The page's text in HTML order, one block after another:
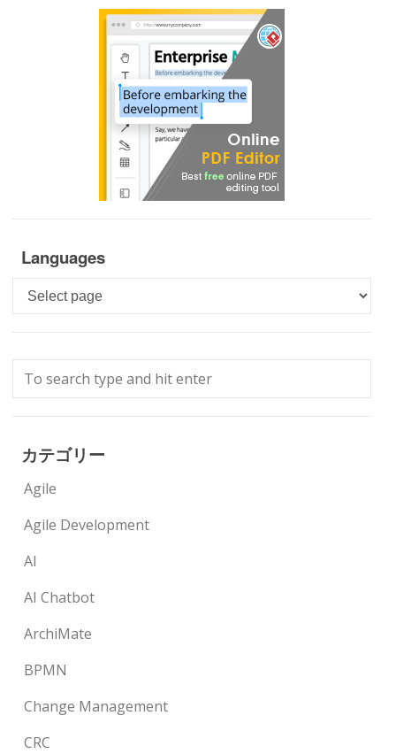
Languages
Languages
カテゴリー
Agile
Agile Development
AI
AI Chatbot
ArchiMate
BPMN
Change Management
CRC